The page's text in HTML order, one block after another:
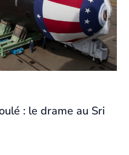
: le drame au Sri